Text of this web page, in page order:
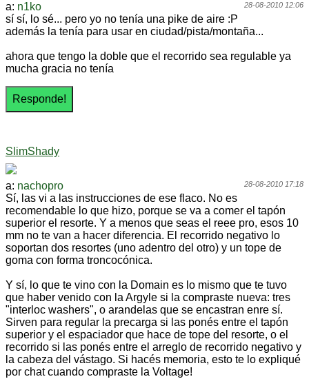
28-08-2010 12:06
a: n1ko
sí sí, lo sé... pero yo no tenía una pike de aire :P
además la tenía para usar en ciudad/pista/montaña...
ahora que tengo la doble que el recorrido sea regulable ya
mucha gracia no tenía
SlimShady
28-08-2010 17:18
a: nachopro
Sí, las vi a las instrucciones de ese flaco. No es
recomendable lo que hizo, porque se va a comer el tapón
superior el resorte. Y a menos que seas el reee pro, esos 10
mm no te van a hacer diferencia. El recorrido negativo lo
soportan dos resortes (uno adentro del otro) y un tope de
goma con forma troncocónica.
Y sí, lo que te vino con la Domain es lo mismo que te tuvo
que haber venido con la Argyle si la compraste nueva: tres
"interloc washers", o arandelas que se encastran enre sí.
Sirven para regular la precarga si las ponés entre el tapón
superior y el espaciador que hace de tope del resorte, o el
recorrido si las ponés entre el arreglo de recorrido negativo y
la cabeza del vástago. Si hacés memoria, esto te lo expliqué
por chat cuando compraste la Voltage!